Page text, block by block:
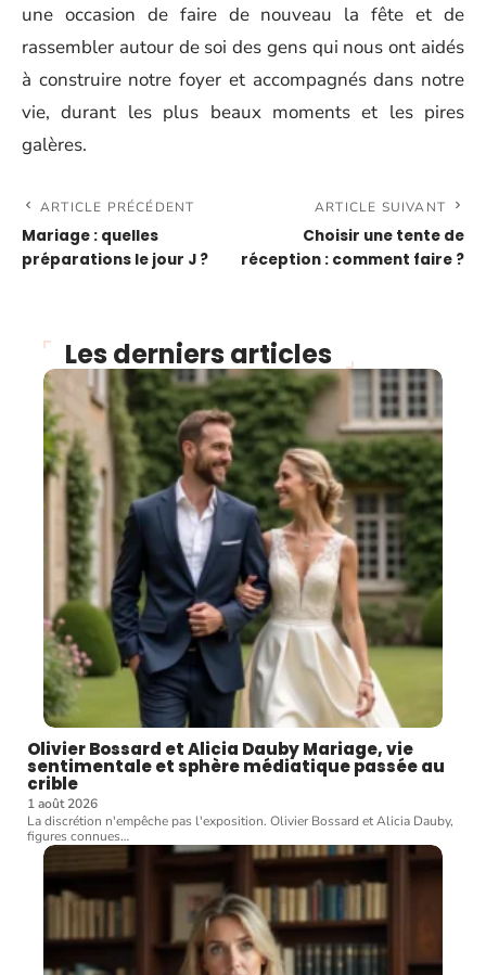
une occasion de faire de nouveau la fête et de
rassembler autour de soi des gens qui nous ont aidés
à construire notre foyer et accompagnés dans notre
vie, durant les plus beaux moments et les pires
galères.
ARTICLE PRÉCÉDENT
Mariage : quelles
préparations le jour J ?
ARTICLE SUIVANT
Choisir une tente de
réception : comment faire ?
Les derniers articles
Olivier Bossard et Alicia Dauby Mariage, vie
sentimentale et sphère médiatique passée au
crible
1 août 2026
La discrétion n'empêche pas l'exposition. Olivier Bossard et Alicia Dauby,
figures connues…